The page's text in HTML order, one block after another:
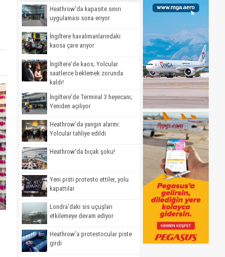
Heathrow'da kapasite sınırı
uygulaması sona eriyor
İngiltere havalimanlarındaki
kaosa çare arıyor
İngiltere'de kaos; Yolcular
saatlerce beklemek zorunda
kaldı!
İngiltere'de Terminal 3 heyecanı;
Yeniden açılıyor
Heathrow'da yangın alarmı:
Yolcular tahliye edildi
Heathrow'da bıçak şoku!
Yeni pisti protesto ettiler, yolu
kapattılar
Londra'daki sis uçuşları
etkilemeye devam ediyor
Heathrow'a protestocular piste
girdi